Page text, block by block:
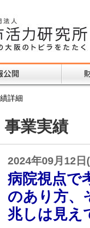
詳細
事業実績
2024年09月12日
病院視点で
のあり方、
兆しは見え